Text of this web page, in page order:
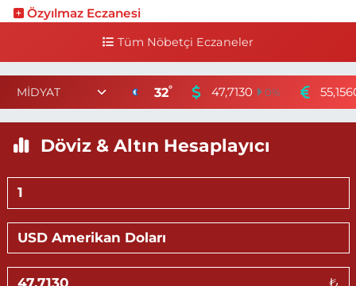
Özyılmaz Eczanesi
Demir Eczanesi
0 (482) 415 33 44 Yol Tarifi Al
04824641491
0 (482) 464 14 91 Yol Tarifi Al
Tüm Nöbetçi Eczaneler
32° 47,7130 0%
Döviz & Altın Hesaplayıcı
₺